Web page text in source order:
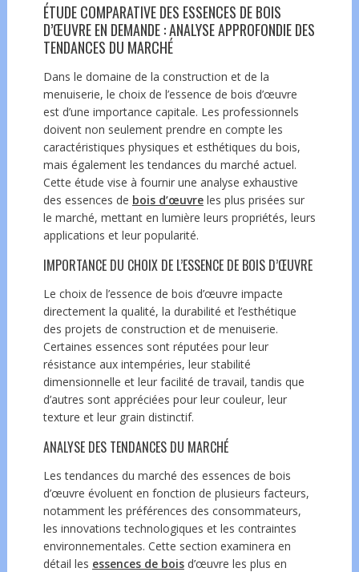
ÉTUDE COMPARATIVE DES ESSENCES DE BOIS
D’ŒUVRE EN DEMANDE : ANALYSE APPROFONDIE DES
TENDANCES DU MARCHÉ
Dans le domaine de la construction et de la
menuiserie, le choix de l’essence de bois d’œuvre
est d’une importance capitale. Les professionnels
doivent non seulement prendre en compte les
caractéristiques physiques et esthétiques du bois,
mais également les tendances du marché actuel.
Cette étude vise à fournir une analyse exhaustive
des essences de bois d’œuvreles plus prisées sur
le marché, mettant en lumière leurs propriétés, leurs
applications et leur popularité.
IMPORTANCE DU CHOIX DE L’ESSENCE DE BOIS D’ŒUVRE
Le choix de l’essence de bois d’œuvre impacte
directement la qualité, la durabilité et l’esthétique
des projets de construction et de menuiserie.
Certaines essences sont réputées pour leur
résistance aux intempéries, leur stabilité
dimensionnelle et leur facilité de travail, tandis que
d’autres sont appréciées pour leur couleur, leur
texture et leur grain distinctif.
ANALYSE DES TENDANCES DU MARCHÉ
Les tendances du marché des essences de bois
d’œuvre évoluent en fonction de plusieurs facteurs,
notamment les préférences des consommateurs,
les innovations technologiques et les contraintes
environnementales. Cette section examinera en
détail les essences de boisd’œuvre les plus en